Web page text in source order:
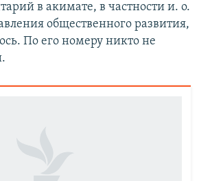
в акимате, в частности и. о.
общественного развития,
По его номеру никто не